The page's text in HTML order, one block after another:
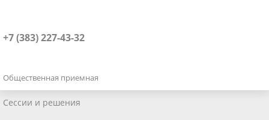
+7 (383) 227-43-32
Общественная приемная
Сессии и решения